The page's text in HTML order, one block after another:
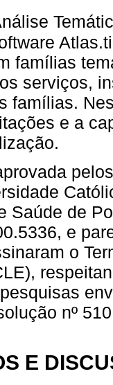
famílias
serviços,
famílias.
e a
Saúde de
e
o
nº
E